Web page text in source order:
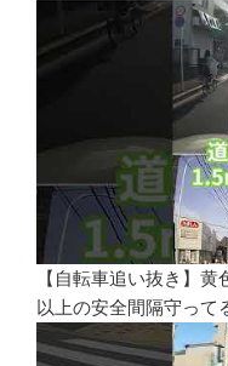
【自転車追い抜き】
以上の安全間隔守って